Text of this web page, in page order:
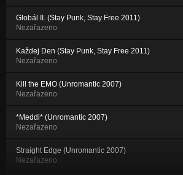
Globál II. (Stay Punk, Stay Free 2011)
Nezařazeno
Každej Den (Stay Punk, Stay Free 2011)
Nezařazeno
Kill the EMO (Unromantic 2007)
Nezařazeno
*Meddi* (Unromantic 2007)
Nezařazeno
Straight Edge (Unromantic 2007)
Nezařazeno